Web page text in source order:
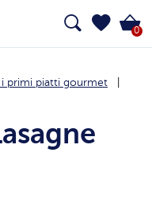
0
i primi piatti gourmet